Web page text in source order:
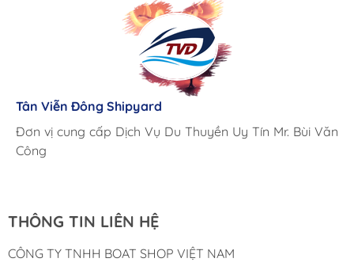
Tân Viễn Đông Shipyard
Đơn vị cung cấp Dịch Vụ Du Thuyền Uy Tín Mr. Bùi Văn
Công
Cung ứng sản phẩm nhanh chóng chuyên nghiệp
Chúng tôi có thể mua những sản phẩm tốt ngay tại Việt
Giá cả hợp lý, giao hàng nhanh chóng
THÔNG TIN LIÊN HỆ
CÔNG TY TNHH BOAT SHOP VIỆT NAM